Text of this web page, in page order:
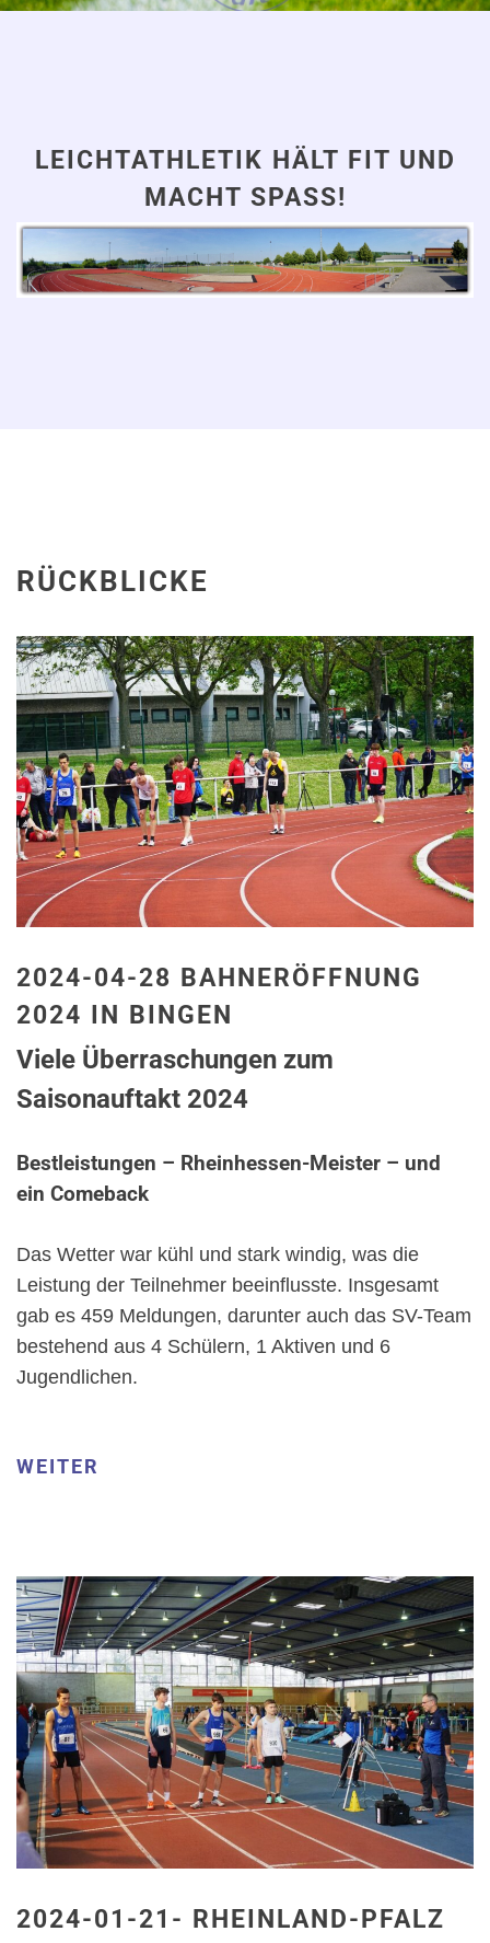
LEICHTATHLETIK HÄLT FIT UND
MACHT SPASS!
RÜCKBLICKE
2024-04-28 BAHNERÖFFNUNG
2024 IN BINGEN
Viele Überraschungen zum
Saisonauftakt 2024
Bestleistungen – Rheinhessen-Meister – und
ein Comeback
Das Wetter war kühl und stark windig, was die
Leistung der Teilnehmer beeinflusste. Insgesamt
gab es 459 Meldungen, darunter auch das SV-Team
bestehend aus 4 Schülern, 1 Aktiven und 6
Jugendlichen.
WEITER
2024-01-21- RHEINLAND-PFALZ